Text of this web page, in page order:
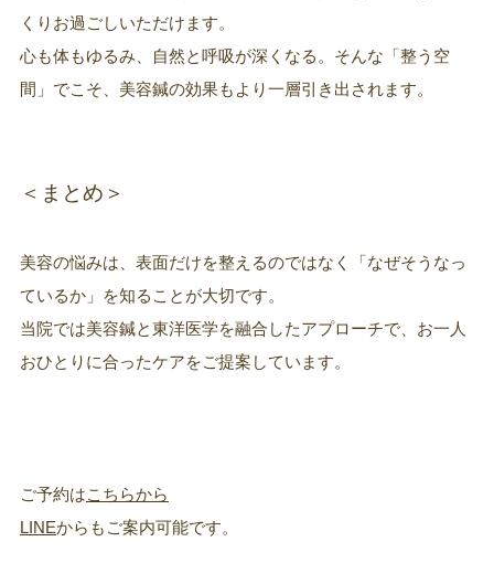
くりお過ごしいただけます。
心も体もゆるみ、自然と呼吸が深くなる。そんな「整う空
間」でこそ、美容鍼の効果もより一層引き出されます。
＜まとめ＞
美容の悩みは、表面だけを整えるのではなく「なぜそうなっ
ているか」を知ることが大切です。
当院では美容鍼と東洋医学を融合したアプローチで、お一人
おひとりに合ったケアをご提案しています。
ご予約はこちらから
LINEからもご案内可能です。